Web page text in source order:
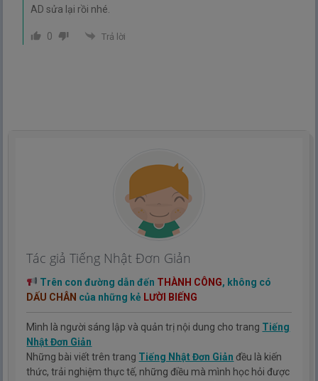
AD sửa lại rồi nhé.
0 Trả lời
Tác giả Tiếng Nhật Đơn Giản
Trên con đường dẫn đến THÀNH CÔNG, không có
DẤU CHÂN của những kẻ LƯỜI BIẾNG
Mình là người sáng lập và quản trị nội dung cho trang Tiếng
Nhật Đơn Giản
Những bài viết trên trang Tiếng Nhật Đơn Giản đều là kiến
thức, trải nghiệm thực tế, những điều mà mình học hỏi được